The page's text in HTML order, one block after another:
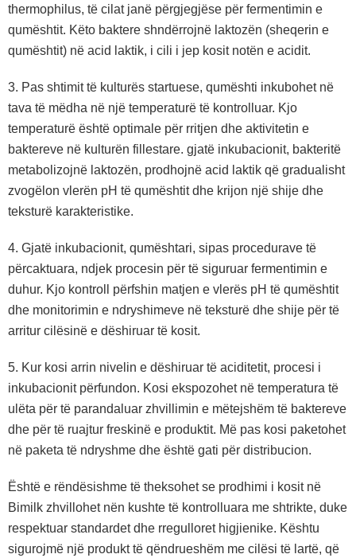
thermophilus, të cilat janë përgjegjëse për fermentimin e
qumështit. Këto baktere shndërrojnë laktozën (sheqerin e
qumështit) në acid laktik, i cili i jep kosit notën e acidit.
3. Pas shtimit të kulturës startuese, qumështi inkubohet në
tava të mëdha në një temperaturë të kontrolluar. Kjo
temperaturë është optimale për rritjen dhe aktivitetin e
baktereve në kulturën fillestare. gjatë inkubacionit, bakteritë
metabolizojnë laktozën, prodhojnë acid laktik që gradualisht
zvogëlon vlerën pH të qumështit dhe krijon një shije dhe
teksturë karakteristike.
4. Gjatë inkubacionit, qumështari, sipas procedurave të
përcaktuara, ndjek procesin për të siguruar fermentimin e
duhur. Kjo kontroll përfshin matjen e vlerës pH të qumështit
dhe monitorimin e ndryshimeve në teksturë dhe shije për të
arritur cilësinë e dëshiruar të kosit.
5. Kur kosi arrin nivelin e dëshiruar të aciditetit, procesi i
inkubacionit përfundon. Kosi ekspozohet në temperatura të
ulëta për të parandaluar zhvillimin e mëtejshëm të baktereve
dhe për të ruajtur freskinë e produktit. Më pas kosi paketohet
në paketa të ndryshme dhe është gati për distribucion.
Është e rëndësishme të theksohet se prodhimi i kosit në
Bimilk zhvillohet nën kushte të kontrolluara me shtrikte, duke
respektuar standardet dhe rregulloret higjienike. Kështu
sigurojmë një produkt të qëndrueshëm me cilësi të lartë, që